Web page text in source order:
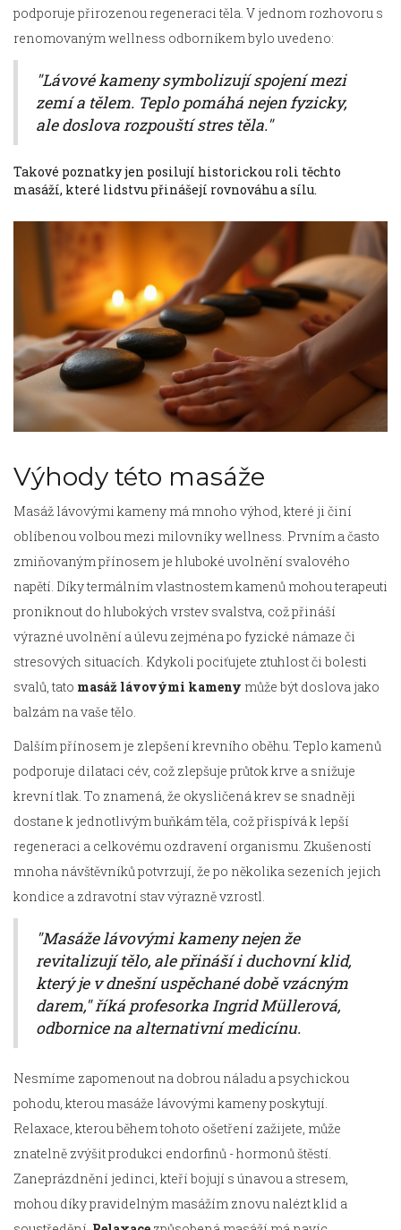
podporuje přirozenou regeneraci těla. V jednom rozhovoru s
renomovaným wellness odborníkem bylo uvedeno:
"Lávové kameny symbolizují spojení mezi
zemí a tělem. Teplo pomáhá nejen fyzicky,
ale doslova rozpouští stres těla."
Takové poznatky jen posilují historickou roli těchto
masáží, které lidstvu přinášejí rovnováhu a sílu.
Výhody této masáže
Masáž lávovými kameny má mnoho výhod, které ji činí
oblíbenou volbou mezi milovníky wellness. Prvním a často
zmiňovaným přínosem je hluboké uvolnění svalového
napětí. Díky termálním vlastnostem kamenů mohou terapeuti
proniknout do hlubokých vrstev svalstva, což přináší
výrazné uvolnění a úlevu zejména po fyzické námaze či
stresových situacích. Kdykoli pociťujete ztuhlost či bolesti
svalů, tato masáž lávovými kameny může být doslova jako
balzám na vaše tělo.
Dalším přínosem je zlepšení krevního oběhu. Teplo kamenů
podporuje dilataci cév, což zlepšuje průtok krve a snižuje
krevní tlak. To znamená, že okysličená krev se snadněji
dostane k jednotlivým buňkám těla, což přispívá k lepší
regeneraci a celkovému ozdravení organismu. Zkušeností
mnoha návštěvníků potvrzují, že po několika sezeních jejich
kondice a zdravotní stav výrazně vzrostl.
"Masáže lávovými kameny nejen že
revitalizují tělo, ale přináší i duchovní klid,
který je v dnešní uspěchané době vzácným
darem," říká profesorka Ingrid Müllerová,
odbornice na alternativní medicínu.
Nesmíme zapomenout na dobrou náladu a psychickou
pohodu, kterou masáže lávovými kameny poskytují.
Relaxace, kterou během tohoto ošetření zažijete, může
znatelně zvýšit produkci endorfinů - hormonů štěstí.
Zaneprázdnění jedinci, kteří bojují s únavou a stresem,
mohou díky pravidelným masážím znovu nalézt klid a